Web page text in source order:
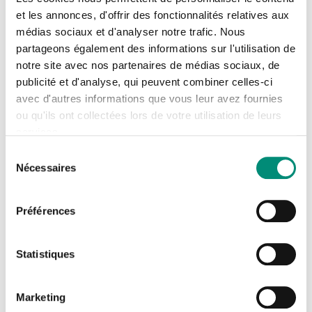
et les annonces, d'offrir des fonctionnalités relatives aux
médias sociaux et d'analyser notre trafic. Nous
partageons également des informations sur l'utilisation de
notre site avec nos partenaires de médias sociaux, de
publicité et d'analyse, qui peuvent combiner celles-ci
avec d'autres informations que vous leur avez fournies
ou qu'ils ont collectées lors de votre utilisation de leurs
Nécessaires
Préférences
Statistiques
Marketing
du Lundi 24 août 2026 au Mardi 1 septembre
2026
En distanciel
Découvrez nos projets en cours
Se connecter
J'ai déjà un compte
Adresse email *